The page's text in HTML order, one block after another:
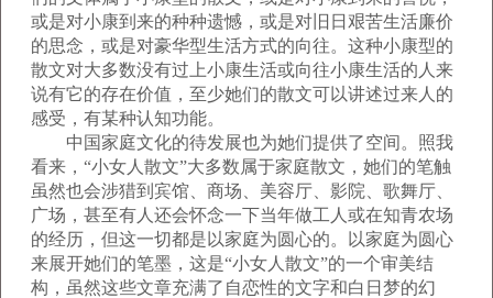
或是对小康到来的种种遗憾，或是对旧日艰苦生活廉价
的思念，或是对豪华型生活方式的向往。这种小康型的
散文对大多数没有过上小康生活或向往小康生活的人来
说有它的存在价值，至少她们的散文可以讲述过来人的
感受，有某种认知功能。
中国家庭文化的待发展也为她们提供了空间。照我
看来，“小女人散文”大多数属于家庭散文，她们的笔触
虽然也会涉猎到宾馆、商场、美容厅、影院、歌舞厅、
广场，甚至有人还会怀念一下当年做工人或在知青农场
的经历，但这一切都是以家庭为圆心的。以家庭为圆心
来展开她们的笔墨，这是“小女人散文”的一个审美结
构，虽然这些文章充满了自恋性的文字和白日梦的幻